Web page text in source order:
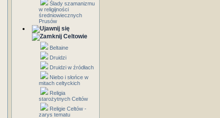
Ślady szamanizmu
w religijności
średniowiecznych
Prusów
Celtowie
Beltaine
Druidzi
Druidzi w źródłach
Niebo i słońce w
mitach celtyckich
Religia
starożytnych Celtów
Religie Celtów -
zarys tematu